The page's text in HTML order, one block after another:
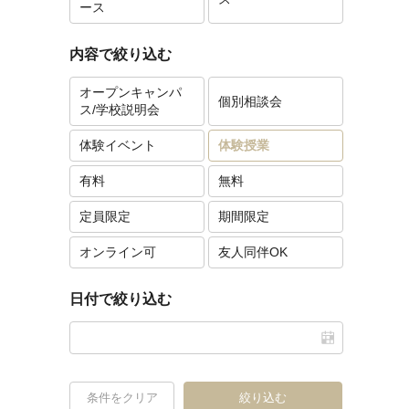
ース
内容で絞り込む
オープンキャンパ
ス/学校説明会
個別相談会
体験イベント 体験授業
有料 無料
定員限定 期間限定
オンライン可 友人同伴OK
日付で絞り込む
条件をクリア 絞り込む